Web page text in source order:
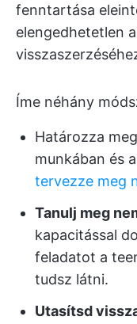
fenntartása
elengedhetetlen
Íme néhány
Határozza
munkában és
tervezze meg
Tanulj meg
kapacitással
feladatot a
tudsz látni.
Utasítsd